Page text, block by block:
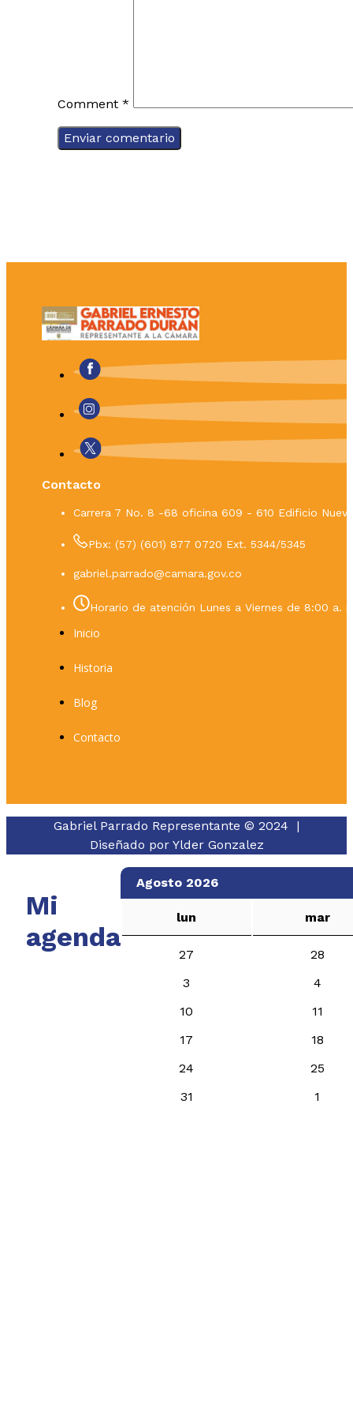
Comment *
Contacto
Carrera 7 No. 8 -68 oficina 609 - 610 Edificio
Pbx: (57) (601) 877 0720 Ext. 5344/5345
gabriel.parrado@camara.gov.co
Horario de atención Lunes a Viernes de 8:00 a.
Inicio
Historia
Blog
Contacto
Gabriel Parrado Representante © 2024 |
Diseñado por Ylder Gonzalez
Mi
agenda
Agosto 2026
lun mar
27
28
3
4
10
11
17
18
24
25
31
1